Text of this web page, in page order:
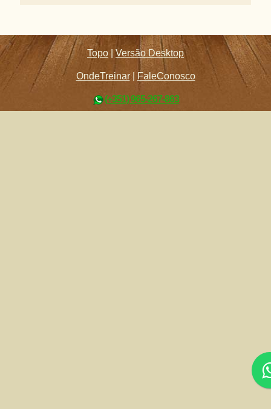
Topo |Versão Desktop
OndeTreinar| FaleConosco
(+351) 965-267-863